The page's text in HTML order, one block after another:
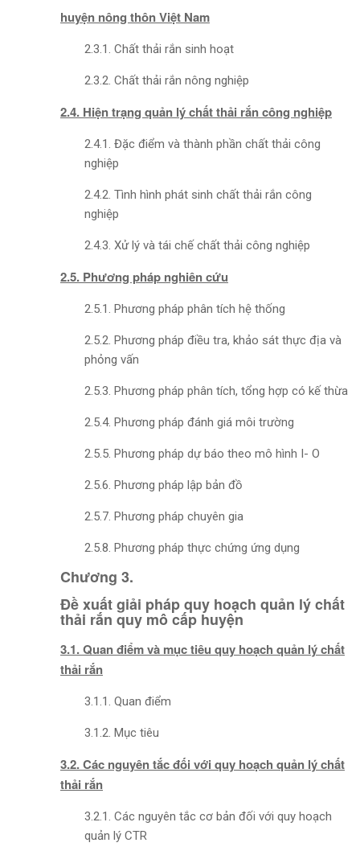
huyện nông thôn Việt Nam
2.3.1. Chất thải rắn sinh hoạt
2.3.2. Chất thải rắn nông nghiệp
2.4. Hiện trạng quản lý chất thải rắn công nghiệp
2.4.1. Đặc điểm và thành phần chất thải công
nghiệp
2.4.2. Tình hình phát sinh chất thải rắn công
nghiệp
2.4.3. Xử lý và tái chế chất thải công nghiệp
2.5. Phương pháp nghiên cứu
2.5.1. Phương pháp phân tích hệ thống
2.5.2. Phương pháp điều tra, khảo sát thực địa và
phỏng vấn
2.5.3. Phương pháp phân tích, tổng hợp có kế thừa
2.5.4. Phương pháp đánh giá môi trường
2.5.5. Phương pháp dự báo theo mô hình I- O
2.5.6. Phương pháp lập bản đồ
2.5.7. Phương pháp chuyên gia
2.5.8. Phương pháp thực chứng ứng dụng
Chương 3.
Đề xuất giải pháp quy hoạch quản lý chất
thải rắn quy mô cấp huyện
3.1. Quan điểm và mục tiêu quy hoạch quản lý chất
thải rắn
3.1.1. Quan điểm
3.1.2. Mục tiêu
3.2. Các nguyên tắc đối với quy hoạch quản lý chất
thải rắn
3.2.1. Các nguyên tắc cơ bản đối với quy hoạch
quản lý CTR